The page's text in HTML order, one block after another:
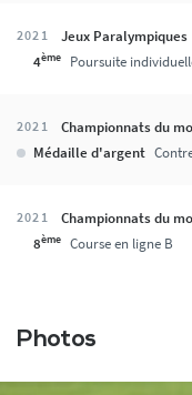
2021 Jeux Paralympiques
4ème Poursuite
2021 Championnats du
Médaille d'argent
2021 Championnats du
8ème Course en ligne B
Photos